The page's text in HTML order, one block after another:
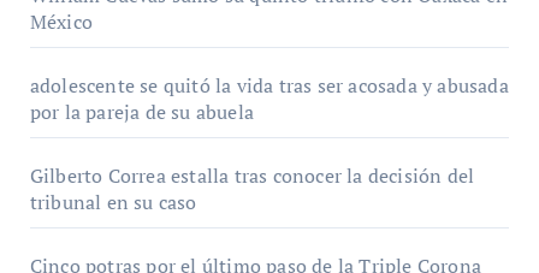
México
adolescente se quitó la vida tras ser acosada y abusada
por la pareja de su abuela
Gilberto Correa estalla tras conocer la decisión del
tribunal en su caso
Cinco potras por el último paso de la Triple Corona